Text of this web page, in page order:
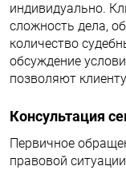
индивидуально.
сложность дела,
количество
обсуждение
позволяют
Консультация
Первичное
правовой